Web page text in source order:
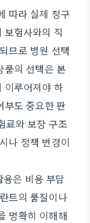
따라 실제 청구
보험사와의 직
므로 병원 선택
품의 선택은 본
이루어져야 하
부도 중요한 판
료와 보장 구조
나 정책 변경이
은 비용 부담
트의 품질이나
명확히 이해해